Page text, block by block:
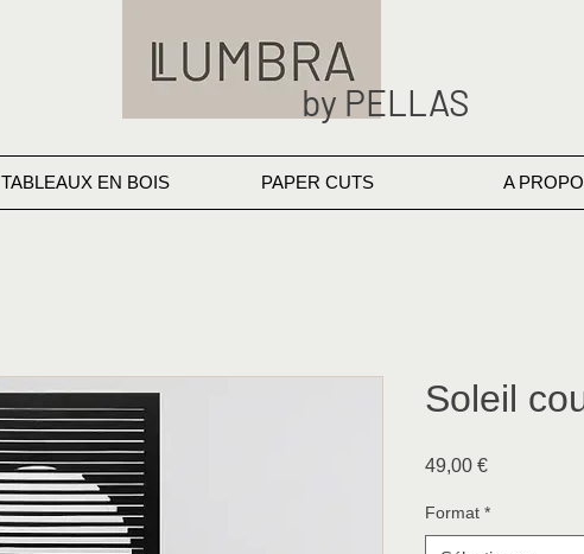
by PELLAS
TABLEAUX EN BOIS PAPER CUTS A
Soleil
49,00 €Prix
Format *